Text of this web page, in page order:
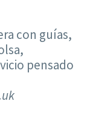
con guías,
pensado